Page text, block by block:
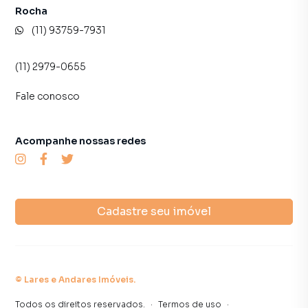
Rocha
(11) 93759-7931
(11) 2979-0655
Fale conosco
Cadastre seu imóvel
Acompanhe nossas redes
© Lares e Andares Imóveis.
Todos os direitos reservados. · Termos de uso ·